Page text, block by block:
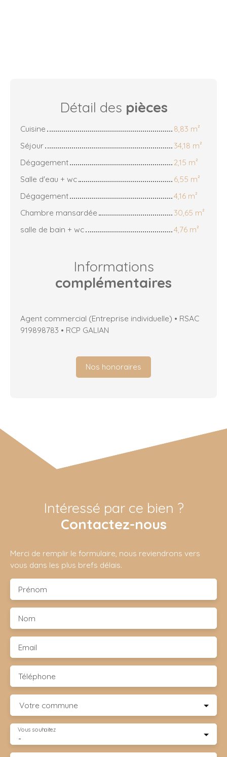
Détail des pièces
Cuisine
8,83 m²
Séjour
34,18 m²
Dégagement
2,15 m²
Salle d'eau + wc
6,55 m²
Dégagement
4,16 m²
Chambre mansardée
30,65 m²
salle de bain + wc
4,76 m²
Informations
complémentaires
Agent commercial (Entreprise individuelle) • RSAC
919898783 • RCP GALIAN
Nos honoraires
Intéressé par ce bien ?
Contactez-nous
Merci de remplir le formulaire, nous reviendrons vers
vous dans les plus brefs délais.
Prénom
Nom
Email
Téléphone
Votre commune
-
Vous souhaitez